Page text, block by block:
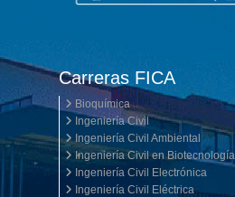
Carreras FICA
Bioquímica
Ingeniería Civil
Ingeniería Civil Ambiental
Ingeniería Civil en Biotecnología
Ingeniería Civil Electrónica
Ingeniería Civil Eléctrica